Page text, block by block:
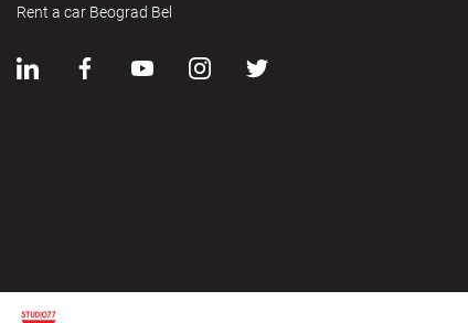
Rent a car Beograd Bel